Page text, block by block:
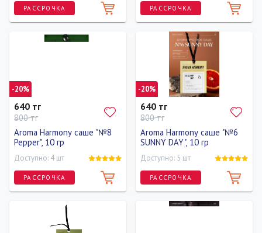
РАССРОЧКА РАССРОЧКА
-20%
640 тг
800 тг
Aroma Harmony саше "№8
Pepper", 10 гр
Доступно: 4 шт
РАССРОЧКА
-20%
640 тг
800 тг
Aroma Harmony саше "№6
SUNNY DAY", 10 гр
Доступно: 5 шт
РАССРОЧКА